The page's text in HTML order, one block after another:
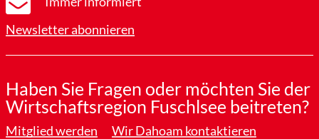
Newsletter abonnieren
Haben Sie Fragen oder möchten Sie der
Wirtschaftsregion Fuschlsee beitreten?
Mitglied werden Wir Dahoam kontaktieren